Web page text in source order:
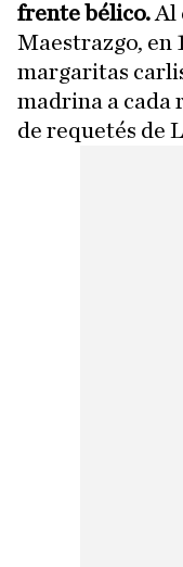
frente bélico. Al
Maestrazgo, en
margaritas
madrina a cada
de requetés de